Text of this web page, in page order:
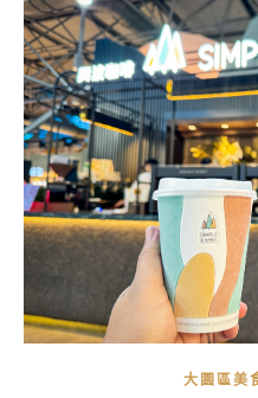
大園區美